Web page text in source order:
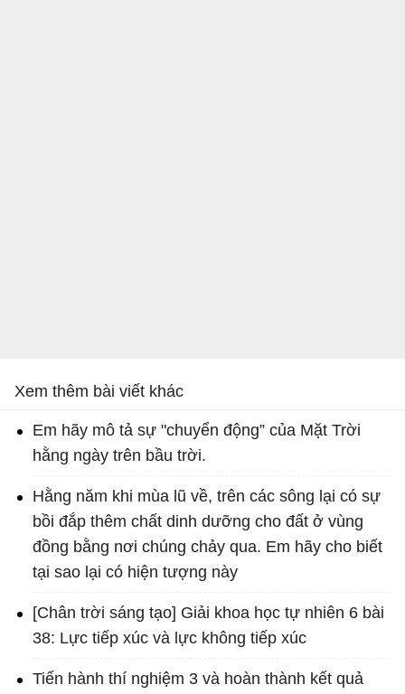
Xem thêm bài viết khác
Em hãy mô tả sự "chuyển động” của Mặt Trời
hằng ngày trên bầu trời.
Hằng năm khi mùa lũ về, trên các sông lại có sự
bồi đắp thêm chất dinh dưỡng cho đất ở vùng
đồng bằng nơi chúng chảy qua. Em hãy cho biết
tại sao lại có hiện tượng này
[Chân trời sáng tạo] Giải khoa học tự nhiên 6 bài
38: Lực tiếp xúc và lực không tiếp xúc
Tiến hành thí nghiệm 3 và hoàn thành kết quả